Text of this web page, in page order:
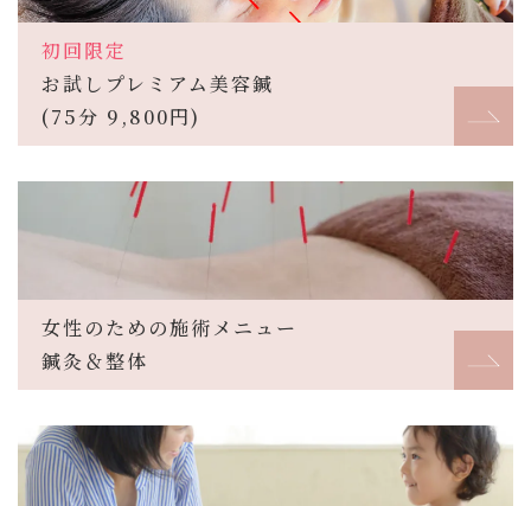
初回限定
お試しプレミアム美容鍼
(75分 9,800円)
女性のための施術メニュー
鍼灸＆整体